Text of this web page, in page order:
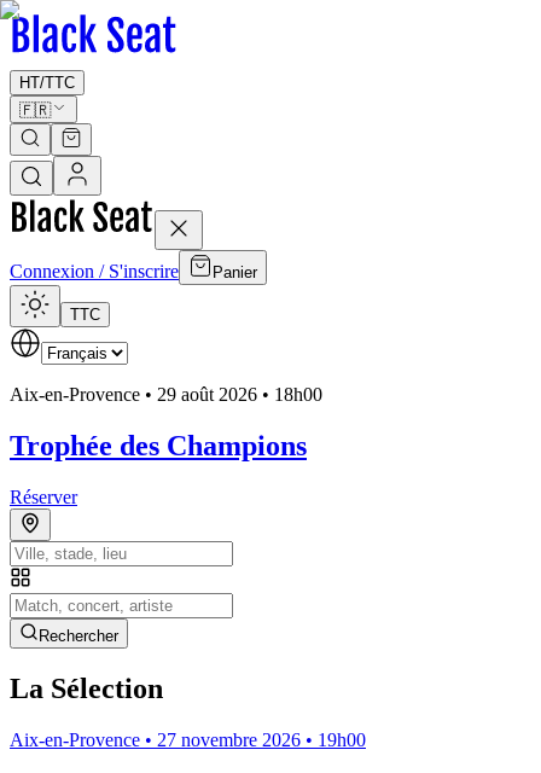
HT/TTC
🇫🇷
Connexion / S'inscrire Panier
TTC
Aix-en-Provence • 29 août 2026 • 18h00
Trophée des Champions
Réserver
Rechercher
La Sélection
Aix-en-Provence • 27 novembre 2026 • 19h00